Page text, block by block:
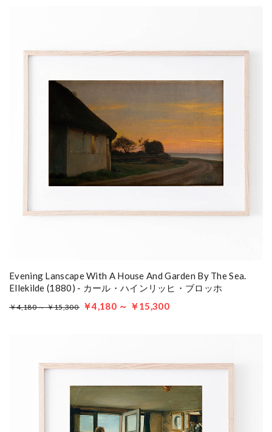
Evening Lanscape With A House And Garden By The Sea.
Ellekilde (1880) - カール・ハインリッヒ・ブロッホ
￥4,180 ～ ￥15,300 ￥4,180 ～ ￥15,300